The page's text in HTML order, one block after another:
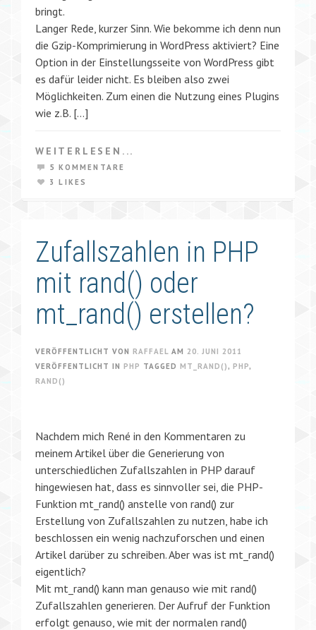
bringt.
Langer Rede, kurzer Sinn. Wie bekomme ich denn nun
die Gzip-Komprimierung in WordPress aktiviert? Eine
Option in der Einstellungsseite von WordPress gibt
es dafür leider nicht. Es bleiben also zwei
Möglichkeiten. Zum einen die Nutzung eines Plugins
wie z.B. […]
WEITERLESEN...
5 KOMMENTARE
3 LIKES
Zufallszahlen in PHP
mit rand() oder
mt_rand() erstellen?
VERÖFFENTLICHT VON RAFFAEL AM 20. JUNI 2011
VERÖFFENTLICHT IN PHP TAGGED MT_RAND() , PHP,
RAND()
Nachdem mich René in den Kommentaren zu
meinem Artikel über die Generierung von
unterschiedlichen Zufallszahlen in PHP darauf
hingewiesen hat, dass es sinnvoller sei, die PHP-
Funktion mt_rand() anstelle von rand() zur
Erstellung von Zufallszahlen zu nutzen, habe ich
beschlossen ein wenig nachzuforschen und einen
Artikel darüber zu schreiben. Aber was ist mt_rand()
eigentlich?
Mit mt_rand() kann man genauso wie mit rand()
Zufallszahlen generieren. Der Aufruf der Funktion
erfolgt genauso, wie mit der normalen rand()